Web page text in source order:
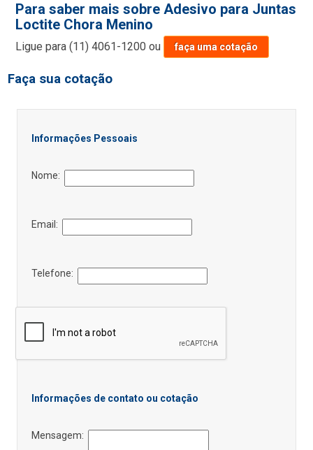
Para saber mais sobre Adesivo para Juntas
Loctite Chora Menino
Ligue para(11) 4061-1200 ou faça uma cotação
Faça sua cotação
Informações Pessoais
Nome:
Email:
Telefone:
Informações de contato ou cotação
Mensagem: